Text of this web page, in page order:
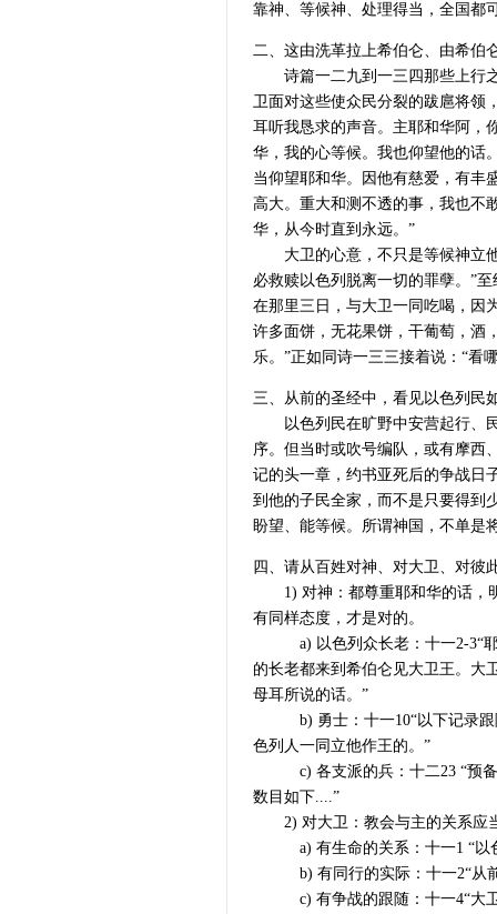
靠神、等候神、处理得当，全国都
二、这由洗革拉上希伯仑、由希伯
诗篇一二九到一三四那些上行之
卫面对这些使众民分裂的跋扈将领
耳听我恳求的声音。主耶和华阿，
华，我的心等候。我也仰望他的话
当仰望耶和华。因他有慈爱，有丰
高大。重大和测不透的事，我也不
华，从今时直到永远。”
大卫的心意，不只是等候神立他
必救赎以色列脱离一切的罪孽。”
在那里三日，与大卫一同吃喝，因
许多面饼，无花果饼，干葡萄，酒
乐。”正如同诗一三三接着说：“看
三、从前的圣经中，看见以色列民
以色列民在旷野中安营起行、民
序。但当时或吹号编队，或有摩西
记的头一章，约书亚死后的争战日
到他的子民全家，而不是只要得到
盼望、能等候。所谓神国，不单是
四、请从百姓对神、对大卫、对彼
1) 对神：都尊重耶和华的话，明
有同样态度，才是对的。
a) 以色列众长老：十一2-3“耶
的长老都来到希伯仑见大卫王。大
母耳所说的话。”
b) 勇士：十一10“以下记录跟随
色列人一同立他作王的。”
c) 各支派的兵：十二23 “预备打
数目如下....”
2) 对大卫：教会与主的关系应
a) 有生命的关系：十一1 “以色
b) 有同行的实际：十一2“从前
c) 有争战的跟随：十一4“大卫